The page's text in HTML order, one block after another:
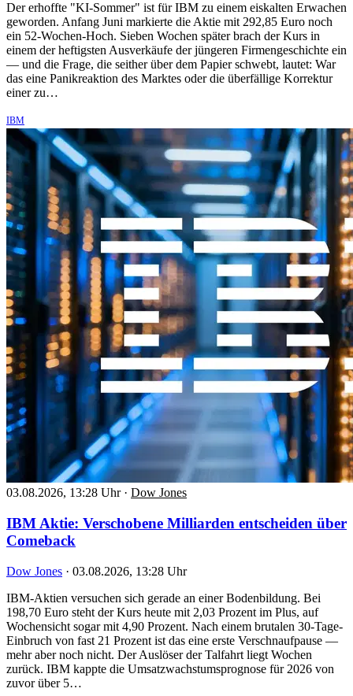
Der erhoffte "KI-Sommer" ist für IBM zu einem eiskalten Erwachen
geworden. Anfang Juni markierte die Aktie mit 292,85 Euro noch
ein 52-Wochen-Hoch. Sieben Wochen später brach der Kurs in
einem der heftigsten Ausverkäufe der jüngeren Firmengeschichte ein
— und die Frage, die seither über dem Papier schwebt, lautet: War
das eine Panikreaktion des Marktes oder die überfällige Korrektur
einer zu…
IBM
03.08.2026, 13:28 Uhr · Dow Jones
IBM Aktie: Verschobene Milliarden entscheiden über
Comeback
Dow Jones · 03.08.2026, 13:28 Uhr
IBM-Aktien versuchen sich gerade an einer Bodenbildung. Bei
198,70 Euro steht der Kurs heute mit 2,03 Prozent im Plus, auf
Wochensicht sogar mit 4,90 Prozent. Nach einem brutalen 30-Tage-
Einbruch von fast 21 Prozent ist das eine erste Verschnaufpause —
mehr aber noch nicht. Der Auslöser der Talfahrt liegt Wochen
zurück. IBM kappte die Umsatzwachstumsprognose für 2026 von
zuvor über 5…